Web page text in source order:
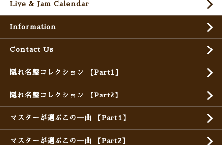
Live & Jam Calendar
Information
Contact Us
隠れ名盤コレクション 【Part1】
隠れ名盤コレクション 【Part2】
マスターが選ぶこの一曲 【Part1】
マスターが選ぶこの一曲 【Part2】